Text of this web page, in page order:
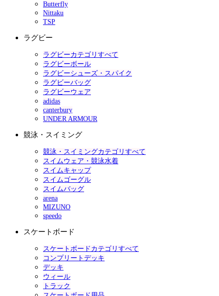
Butterfly
Nittaku
TSP
ラグビー
ラグビーカテゴリすべて
ラグビーボール
ラグビーシューズ・スパイク
ラグビーバッグ
ラグビーウェア
adidas
canterbury
UNDER ARMOUR
競泳・スイミング
競泳・スイミングカテゴリすべて
スイムウェア・競泳水着
スイムキャップ
スイムゴーグル
スイムバッグ
arena
MIZUNO
speedo
スケートボード
スケートボードカテゴリすべて
コンプリートデッキ
デッキ
ウィール
トラック